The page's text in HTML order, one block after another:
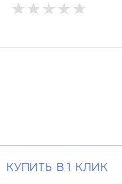
КУПИТЬ В 1 КЛИК